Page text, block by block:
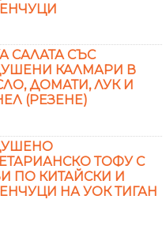
САЛАТА СЪС
КАЛМАРИ В
ДОМАТИ, ЛУК И
(РЕЗЕНЕ)
ТОФУ С
ПО КИТАЙСКИ И
НА УОК ТИГАН